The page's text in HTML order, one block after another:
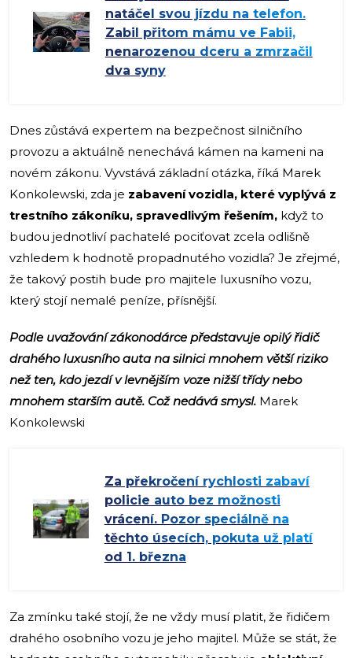
natáčel svou jízdu na telefon.
Zabil přitom mámu ve Fabii,
nenarozenou dceru a zmrzačil
dva syny
Dnes zůstává expertem na bezpečnost silničního
provozu a aktuálně nenechává kámen na kameni na
novém zákonu. Vyvstává základní otázka, říká Marek
Konkolewski, zda ​​je zabavení vozidla, které vyplývá z
trestního zákoníku, spravedlivým řešením, když to
budou jednotliví pachatelé pociťovat zcela odlišně
vzhledem k hodnotě propadnutého vozidla? Je zřejmé,
že takový postih bude pro majitele luxusního vozu,
který stojí nemalé peníze, přísnější.
Podle uvažování zákonodárce představuje opilý řidič
drahého luxusního auta na silnici mnohem větší riziko
než ten, kdo jezdí v levnějším voze nižší třídy nebo
mnohem starším autě. Což nedává smysl. Marek
Konkolewski
Za překročení rychlosti zabaví
policie auto bez možnosti
vrácení. Pozor speciálně na
těchto úsecích, pokuta už platí
od 1. března
Za zmínku také stojí, že ne vždy musí platit, že řidičem
drahého osobního vozu je jeho majitel. Může se stát, že